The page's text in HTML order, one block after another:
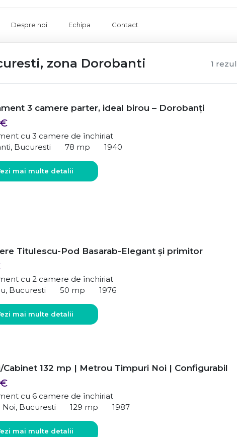
Despre noi Echipa Contact
1
zona Dorobanti
3 camere parter, ideal birou – Dorobanți
cu 3 camere de închiriat
Bucuresti
78 mp 1940
mai multe detalii
Titulescu-Pod Basarab-Elegant și primitor
cu 2 camere de închiriat
Bucuresti
50 mp 1976
mai multe detalii
Cabinet 132 mp | Metrou Timpuri Noi | Configurabil
cu 6 camere de închiriat
Bucuresti
129 mp 1987
mai multe detalii